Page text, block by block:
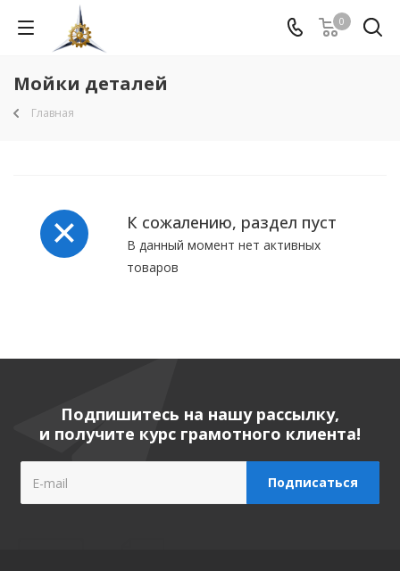
0
Мойки деталей
Главная
К сожалению, раздел пуст
В данный момент нет активных
товаров
Подпишитесь на нашу рассылку,
и получите курс грамотного клиента!